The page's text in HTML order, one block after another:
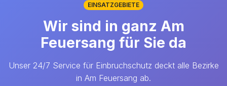
EINSATZGEBIETE
Wir sind in ganz Am
Feuersang für Sie da
Unser 24/7 Service für Einbruchschutz deckt alle Bezirke
in Am Feuersang ab.